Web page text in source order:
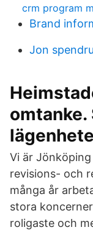
crm program
Brand
Jon
omtanke.
Vi är
revisions- och
många år
stora
roligaste och